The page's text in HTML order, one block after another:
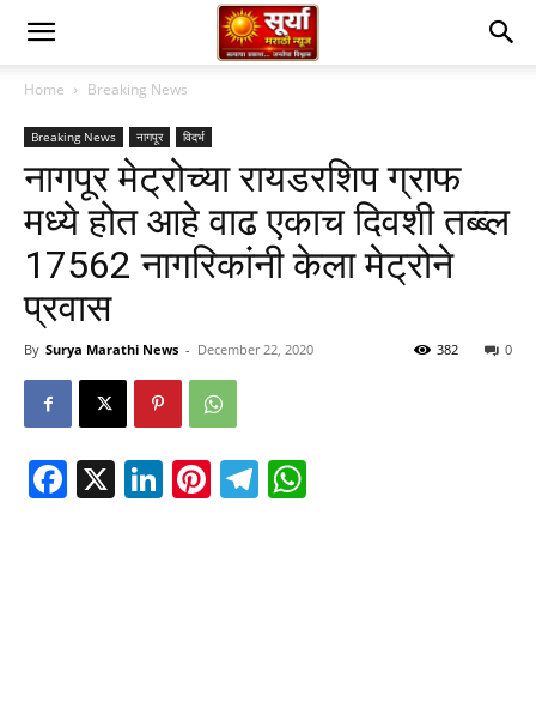
Home Breaking News
Breaking News नागपूर विदर्भ
नागपूर मेट्रोच्या रायडरशिप ग्राफ
मध्ये होत आहे वाढ एकाच दिवशी तब्ब्ल
17562 नागरिकांनी केला मेट्रोने
प्रवास
By Surya Marathi News - December 22, 2020 0
382
Facebook
X LinkedIn
Pinterest
Telegram